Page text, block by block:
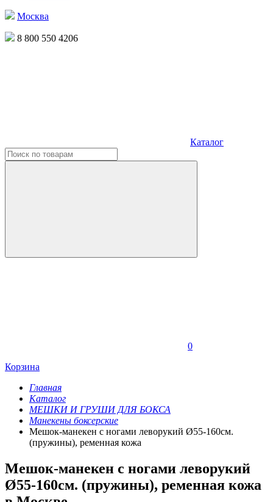
Москва
8 800 550 4206
Каталог
0
Корзина
Главная
Каталог
МЕШКИ И ГРУШИ ДЛЯ БОКСА
Манекены боксерские
Мешок-манекен с ногами леворукий Ø55-160см.
(пружины), ременная кожа
Мешок-манекен с ногами леворукий
Ø55-160см. (пружины), ременная кожа